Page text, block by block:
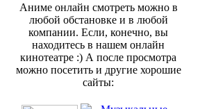
Аниме онлайн смотреть можно в
любой обстановке и в любой
компании. Если, конечно, вы
находитесь в нашем онлайн
кинотеатре :) А после просмотра
можно посетить и другие хорошие
сайты: